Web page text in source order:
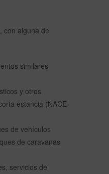
con alguna de
similares
y otros
estancia (NACE
de vehículos
de caravanas
servicios de